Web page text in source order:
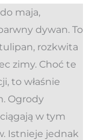
maja,
dywan. To
rozkwita
zimy. Choć te
to właśnie
Ogrody
w tym
Istnieje jednak